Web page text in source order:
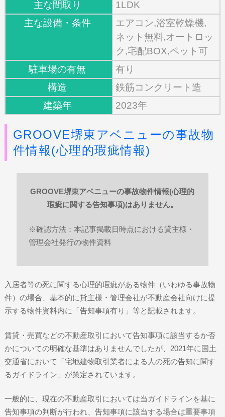
主な間取り
1LDK
主な設備・条件
エアコン,浴室乾燥機,
ネット無料,オートロッ
ク,宅配BOX,ペット可
駐車場の有無
有り
構造
鉄筋コンクリート造
建築年
2023年
GROOVE堺東アベニューの事故物
件情報(心理的瑕疵情報)
GROOVE堺東アベニューの事故物件情報(心理的
瑕疵に関する告知事項)はありません。
※確認方法：本記事掲載日時点における貸主様・
管理会社発行の物件資料
入居者等の死に関する心理的瑕疵がある物件（いわゆる事故物
件）の場合、基本的に貸主様・管理会社が不動産会社向けに提
示する物件資料内に「告知事項有り」等と記載されます。
賃貸・売買などの不動産取引において告知事項に該当するか否
かについての明確な基準はありませんでしたが、2021年に国土
交通省において「宅地建物取引業者による人の死の告知に関す
るガイドライン」が策定されています。
一般的に、現在の不動産取引においては当ガイドラインを基に
告知事項の判断が行われ、告知事項に該当する場合は重要事項